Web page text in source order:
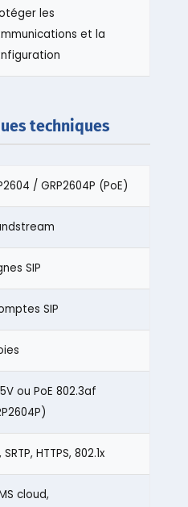
les
et la
techniques
/ GRP2604P (PoE)
SIP
SIP
ou PoE 802.3af
SRTP, HTTPS, 802.1x
cloud,